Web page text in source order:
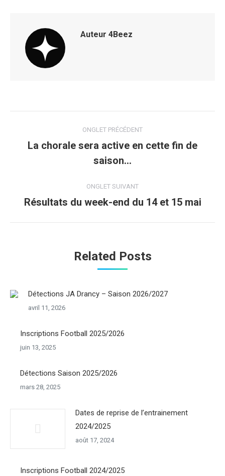
Auteur 4Beez
commentaire
ONGLET PRÉCÉDENT
Onglet
précédent
La chorale sera active en cette fin de
saison…
ONGLET SUIVANT
Onglet
Résultats du week-end du 14 et 15 mai
Related Posts
Détections JA Drancy – Saison 2026/2027
avril 11, 2026
Inscriptions Football 2025/2026
juin 13, 2025
Détections Saison 2025/2026
mars 28, 2025
Dates de reprise de l’entrainement
2024/2025
août 17, 2024
Inscriptions Football 2024/2025